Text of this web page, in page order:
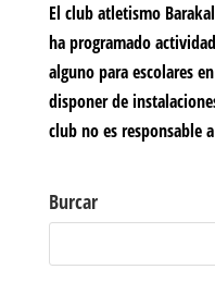
El club atletismo
ha programado
alguno para escolares
disponer de
club no es responsable
Burcar